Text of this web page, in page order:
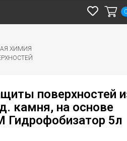
ХИМИЯ
поверхностей
камня, на основе
Гидрофобизатор 5л